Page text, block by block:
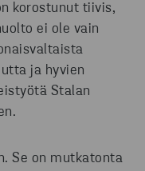
korostunut tiivis,
ei ole vain
ja hyvien
Stalan
Se on mutkatonta